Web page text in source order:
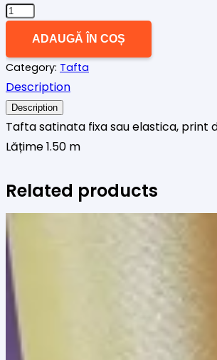
Cantitate
7
ADAUGĂ ÎN COȘ
Category: Tafta
Description
Description
Tafta satinata fixa sau elastica, print
Lățime 1.50 m
Related products